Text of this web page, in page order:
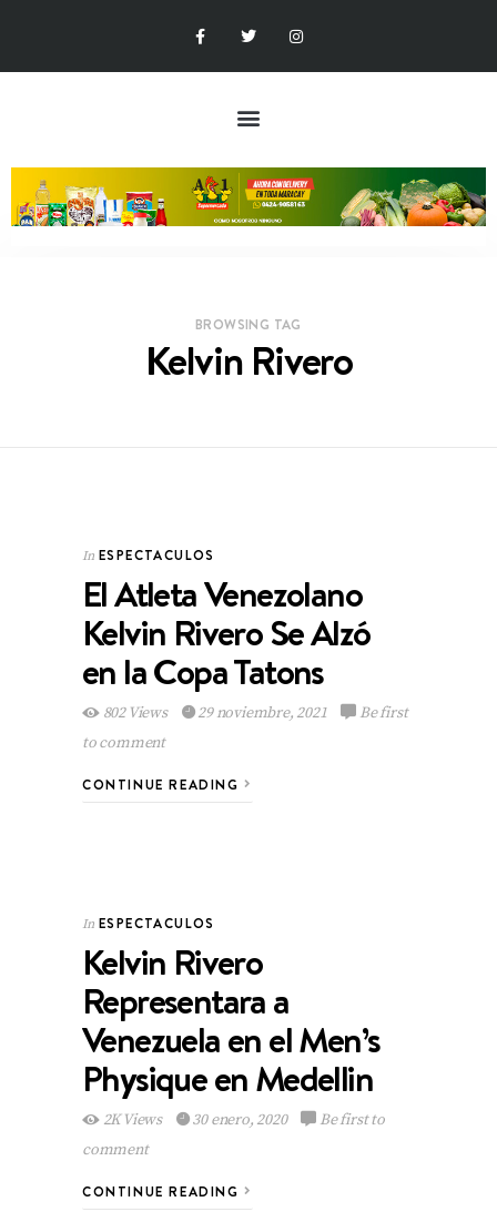
BROWSING TAG
Kelvin Rivero
In ESPECTACULOS
El Atleta Venezolano
Kelvin Rivero Se Alzó
en la Copa Tatons
802 Views 29 noviembre, 2021
Be first
to comment
CONTINUE READING
In ESPECTACULOS
Kelvin Rivero
Representara a
Venezuela en el Men’s
Physique en Medellin
2K Views 30 enero, 2020
Be first to
comment
CONTINUE READING